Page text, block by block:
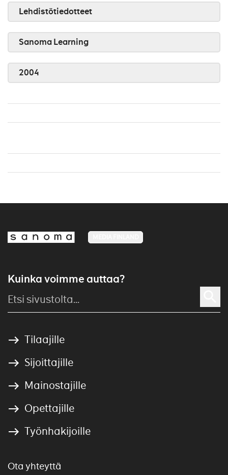
Lehdistötiedotteet
Sanoma Learning
2004
Kuinka voimme auttaa?
Tilaajille
Sijoittajille
Mainostajille
Opettajille
Työnhakijoille
Ota yhteyttä